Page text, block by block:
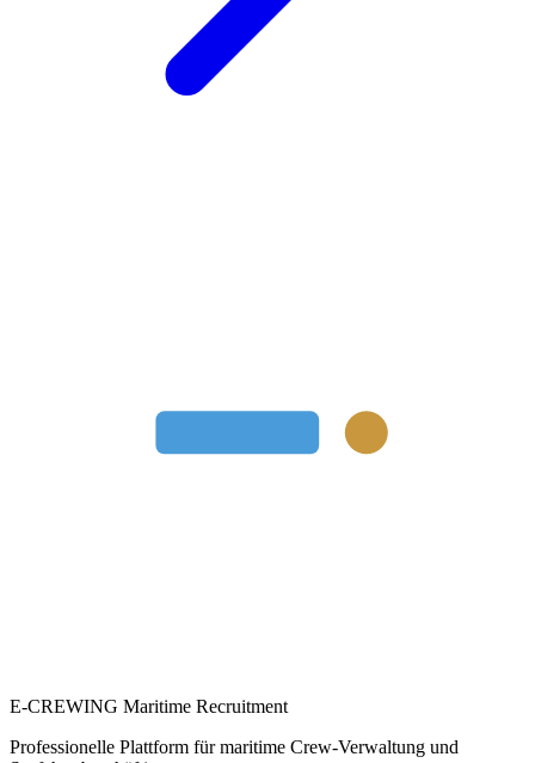
E-CREWING Maritime Recruitment
Professionelle Plattform für maritime Crew-Verwaltung und